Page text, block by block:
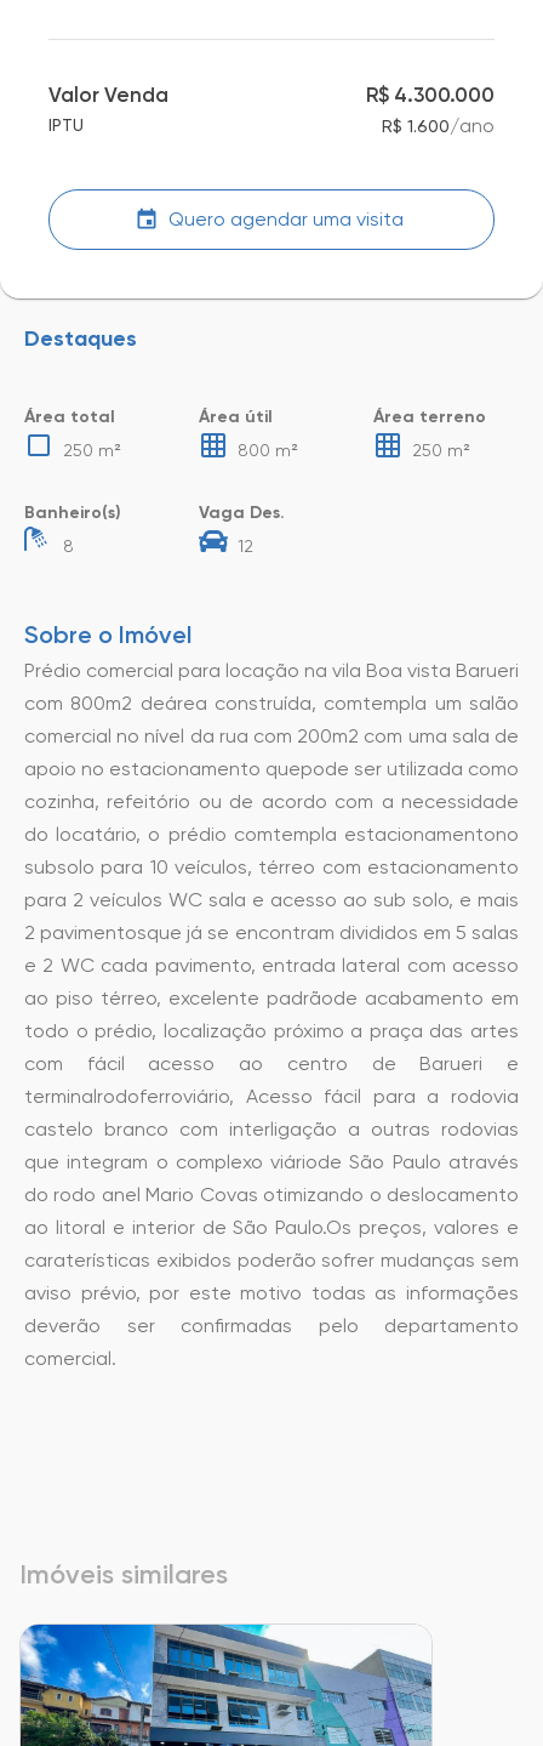
Valor Venda R$ 4.300.000
IPTU R$ 1.600/ano
Quero agendar uma visita
Destaques
Área total
250 m²
Área útil
800 m²
Área terreno
250 m²
Banheiro(s)
8
Vaga Des.
12
Sobre o Imóvel
Prédio comercial para locação na vila Boa vista Barueri
com 800m2 deárea construída, comtempla um salão
comercial no nível da rua com 200m2 com uma sala de
apoio no estacionamento quepode ser utilizada como
cozinha, refeitório ou de acordo com a necessidade
do locatário, o prédio comtempla estacionamentono
subsolo para 10 veículos, térreo com estacionamento
para 2 veículos WC sala e acesso ao sub solo, e mais
2 pavimentosque já se encontram divididos em 5 salas
e 2 WC cada pavimento, entrada lateral com acesso
ao piso térreo, excelente padrãode acabamento em
todo o prédio, localização próximo a praça das artes
com fácil acesso ao centro de Barueri e
terminalrodoferroviário, Acesso fácil para a rodovia
castelo branco com interligação a outras rodovias
que integram o complexo viáriode São Paulo através
do rodo anel Mario Covas otimizando o deslocamento
ao litoral e interior de São Paulo.Os preços, valores e
caraterísticas exibidos poderão sofrer mudanças sem
aviso prévio, por este motivo todas as informações
deverão ser confirmadas pelo departamento
comercial.
Imóveis similares